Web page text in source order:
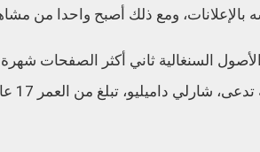
بالإعلانات، ومع ذلك أصبح واحدا من
السنغالية ثاني أكثر الصفحات